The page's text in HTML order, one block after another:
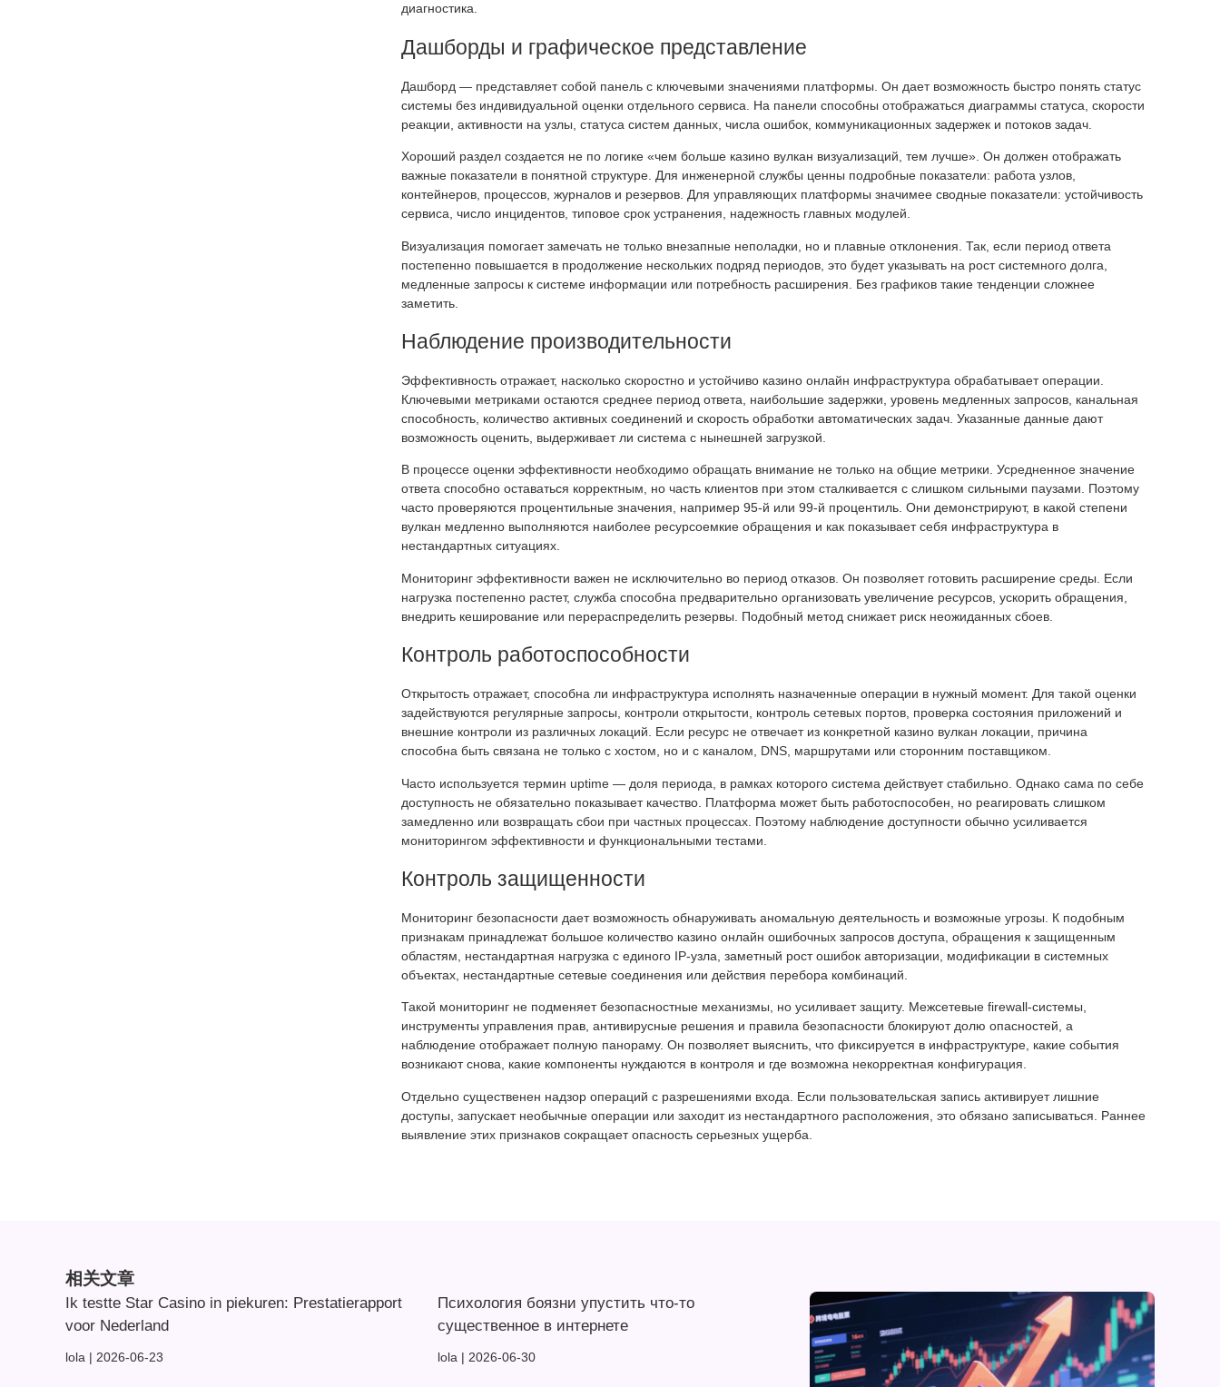
диагностика.
Дашборды и графическое представление
Дашборд — представляет собой панель с ключевыми значениями платформы. Он дает возможность быстро понять статус
системы без индивидуальной оценки отдельного сервиса. На панели способны отображаться диаграммы статуса, скорости
реакции, активности на узлы, статуса систем данных, числа ошибок, коммуникационных задержек и потоков задач.
Хороший раздел создается не по логике «чем больше казино вулкан визуализаций, тем лучше». Он должен отображать
важные показатели в понятной структуре. Для инженерной службы ценны подробные показатели: работа узлов,
контейнеров, процессов, журналов и резервов. Для управляющих платформы значимее сводные показатели: устойчивость
сервиса, число инцидентов, типовое срок устранения, надежность главных модулей.
Визуализация помогает замечать не только внезапные неполадки, но и плавные отклонения. Так, если период ответа
постепенно повышается в продолжение нескольких подряд периодов, это будет указывать на рост системного долга,
медленные запросы к системе информации или потребность расширения. Без графиков такие тенденции сложнее
заметить.
Наблюдение производительности
Эффективность отражает, насколько скоростно и устойчиво казино онлайн инфраструктура обрабатывает операции.
Ключевыми метриками остаются среднее период ответа, наибольшие задержки, уровень медленных запросов, канальная
способность, количество активных соединений и скорость обработки автоматических задач. Указанные данные дают
возможность оценить, выдерживает ли система с нынешней загрузкой.
В процессе оценки эффективности необходимо обращать внимание не только на общие метрики. Усредненное значение
ответа способно оставаться корректным, но часть клиентов при этом сталкивается с слишком сильными паузами. Поэтому
часто проверяются процентильные значения, например 95-й или 99-й процентиль. Они демонстрируют, в какой степени
вулкан медленно выполняются наиболее ресурсоемкие обращения и как показывает себя инфраструктура в
нестандартных ситуациях.
Мониторинг эффективности важен не исключительно во период отказов. Он позволяет готовить расширение среды. Если
нагрузка постепенно растет, служба способна предварительно организовать увеличение ресурсов, ускорить обращения,
внедрить кеширование или перераспределить резервы. Подобный метод снижает риск неожиданных сбоев.
Контроль работоспособности
Открытость отражает, способна ли инфраструктура исполнять назначенные операции в нужный момент. Для такой оценки
задействуются регулярные запросы, контроли открытости, контроль сетевых портов, проверка состояния приложений и
внешние контроли из различных локаций. Если ресурс не отвечает из конкретной казино вулкан локации, причина
способна быть связана не только с хостом, но и с каналом, DNS, маршрутами или сторонним поставщиком.
Часто используется термин uptime — доля периода, в рамках которого система действует стабильно. Однако сама по себе
доступность не обязательно показывает качество. Платформа может быть работоспособен, но реагировать слишком
замедленно или возвращать сбои при частных процессах. Поэтому наблюдение доступности обычно усиливается
мониторингом эффективности и функциональными тестами.
Контроль защищенности
Мониторинг безопасности дает возможность обнаруживать аномальную деятельность и возможные угрозы. К подобным
признакам принадлежат большое количество казино онлайн ошибочных запросов доступа, обращения к защищенным
областям, нестандартная нагрузка с единого IP-узла, заметный рост ошибок авторизации, модификации в системных
объектах, нестандартные сетевые соединения или действия перебора комбинаций.
Такой мониторинг не подменяет безопасностные механизмы, но усиливает защиту. Межсетевые firewall-системы,
инструменты управления прав, антивирусные решения и правила безопасности блокируют долю опасностей, а
наблюдение отображает полную панораму. Он позволяет выяснить, что фиксируется в инфраструктуре, какие события
возникают снова, какие компоненты нуждаются в контроля и где возможна некорректная конфигурация.
Отдельно существенен надзор операций с разрешениями входа. Если пользовательская запись активирует лишние
доступы, запускает необычные операции или заходит из нестандартного расположения, это обязано записываться. Раннее
выявление этих признаков сокращает опасность серьезных ущерба.
相关文章
Ik testte Star Casino in piekuren: Prestatierapport
voor Nederland
lola 2026-06-23
Психология боязни упустить что-то
существенное в интернете
lola 2026-06-30